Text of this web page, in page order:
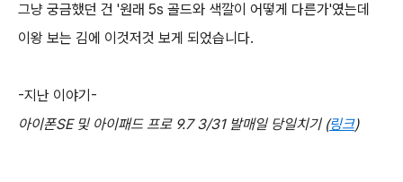
그냥 궁금했던 건 '원래 5s 골드와 색깔이 어떻게 다른가'였는데
이왕 보는 김에 이것저것 보게 되었습니다.
-지난 이야기-
아이폰SE 및 아이패드 프로 9.7 3/31 발매일 당일치기 (링크)